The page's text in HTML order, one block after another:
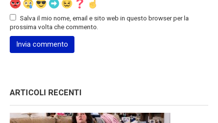
Salva il mio nome, email e sito web in questo browser per la
prossima volta che commento.
ARTICOLI RECENTI